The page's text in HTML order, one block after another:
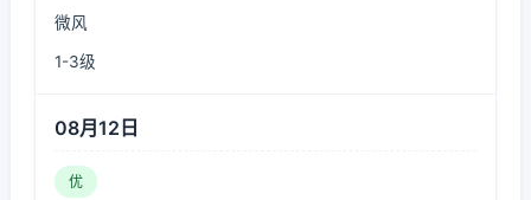
微风
1-3级
08月12日
优